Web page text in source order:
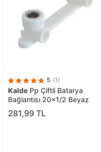
5 (1)
Kalde Pp Çiftli Batarya
Bağlantısı 20x1/2 Beyaz
281,99 TL